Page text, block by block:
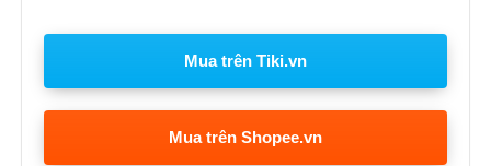
Mua trên Tiki.vn
Mua trên Shopee.vn